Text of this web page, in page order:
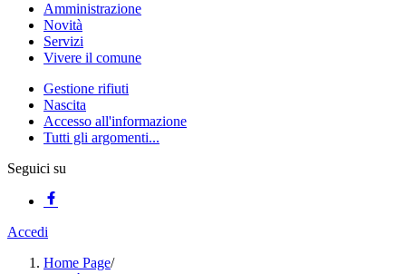
Amministrazione
Novità
Servizi
Vivere il comune
Gestione rifiuti
Nascita
Accesso all'informazione
Tutti gli argomenti...
Seguici su
Accedi
Home Page/